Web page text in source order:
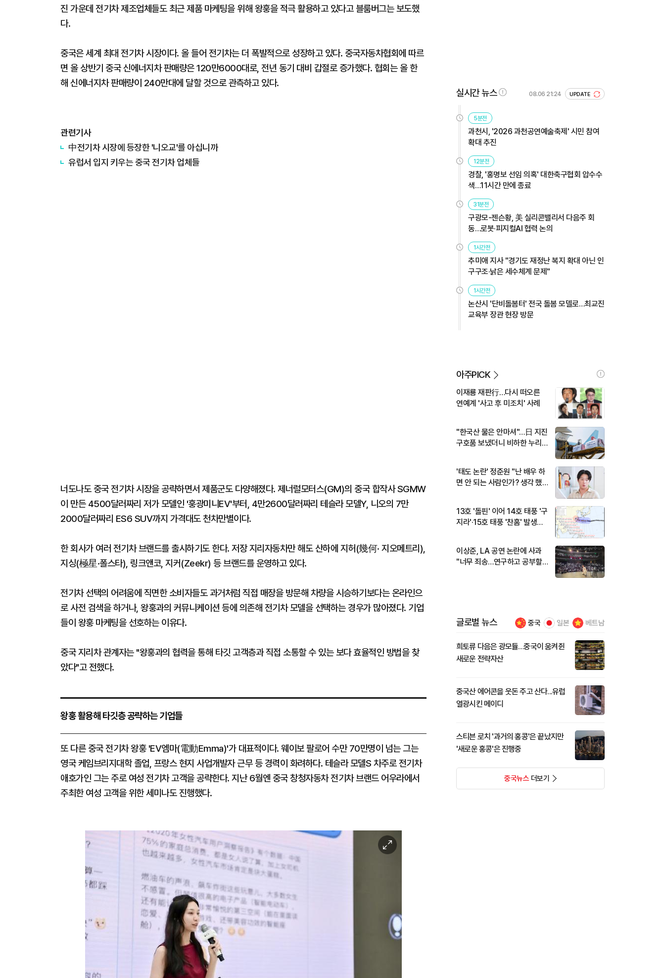
진 가운데 전기차 제조업체들도 최근 제품 마케팅을 위해 왕훙을 적극 활용하고 있다고 블룸버그는 보도했
다.
중국은 세계 최대 전기차 시장이다. 올 들어 전기차는 더 폭발적으로 성장하고 있다. 중국자동차협회에 따르
면 올 상반기 중국 신에너지차 판매량은 120만6000대로, 전년 동기 대비 갑절로 증가했다. 협회는 올 한
해 신에너지차 판매량이 240만대에 달할 것으로 관측하고 있다.
관련기사
中전기차 시장에 등장한 '니오교'를 아십니까
유럽서 입지 키우는 중국 전기차 업체들
너도나도 중국 전기차 시장을 공략하면서 제품군도 다양해졌다. 제너럴모터스(GM)의 중국 합작사 SGMW
이 만든 4500달러짜리 저가 모델인 '훙광미니EV'부터, 4만2600달러짜리 테슬라 모델Y, 니오의 7만
2000달러짜리 ES6 SUV까지 가격대도 천차만별이다.
한 회사가 여러 전기차 브랜드를 출시하기도 한다. 저장 지리자동차만 해도 산하에 지허(幾何· 지오메트리),
지싱(極星·폴스타), 링크앤코, 지커(Zeekr) 등 브랜드를 운영하고 있다.
전기차 선택의 어려움에 직면한 소비자들도 과거처럼 직접 매장을 방문해 차량을 시승하기보다는 온라인으
로 사전 검색을 하거나, 왕훙과의 커뮤니케이션 등에 의존해 전기차 모델을 선택하는 경우가 많아졌다. 기업
들이 왕훙 마케팅을 선호하는 이유다.
중국 지리차 관계자는 "왕훙과의 협력을 통해 타깃 고객층과 직접 소통할 수 있는 보다 효율적인 방법을 찾
았다"고 전했다.
왕훙 활용해 타깃층 공략하는 기업들
또 다른 중국 전기차 왕훙 'EV엠마(電動Emma)'가 대표적이다. 웨이보 팔로어 수만 70만명이 넘는 그는
영국 케임브리지대학 졸업, 프랑스 현지 사업개발자 근무 등 경력이 화려하다. 테슬라 모델S 차주로 전기차
애호가인 그는 주로 여성 전기차 고객을 공략한다. 지난 6월엔 중국 창청자동차 전기차 브랜드 어우라에서
주최한 여성 고객을 위한 세미나도 진행했다.
이
미
실시간 뉴스 08.06 21:24 UPDATE
5분전
과천시, '2026 과천공연예술축제' 시민 참여
확대 추진
12분전
경찰, '홍명보 선임 의혹' 대한축구협회 압수수
색…11시간 만에 종료
31분전
구광모-젠슨황, 美 실리콘밸리서 다음주 회
동…로봇·피지컬AI 협력 논의
1시간전
추미애 지사 "경기도 재정난 복지 확대 아닌 인
구구조·낡은 세수체계 문제"
1시간전
논산시 '단비돌봄터' 전국 돌봄 모델로…최교진
교육부 장관 현장 방문
아주PICK
이재룡 재판行…다시 떠오른
연예계 '사고 후 미조치' 사례
"한국산 물은 안마셔"…日 지진
구호품 보냈더니 비하한 누리
'태도 논란' 정준원 "난 배우 하
면 안 되는 사람인가? 생각 했
13호 '돌핀' 이어 14호 태풍 '구
지라'·15호 태풍 '찬홈' 발생…
이상준, LA 공연 논란에 사과
"너무 죄송…연구하고 공부할
글로벌 뉴스 중국 일본 베트남
희토류 다음은 광모듈…중국이 움켜쥔
새로운 전략자산
중국산 에어콘을 웃돈 주고 산다...유럽
열광시킨 메이디
스티븐 로치 '과거의 홍콩'은 끝났지만
'새로운 홍콩'은 진행중
중국뉴스더보기